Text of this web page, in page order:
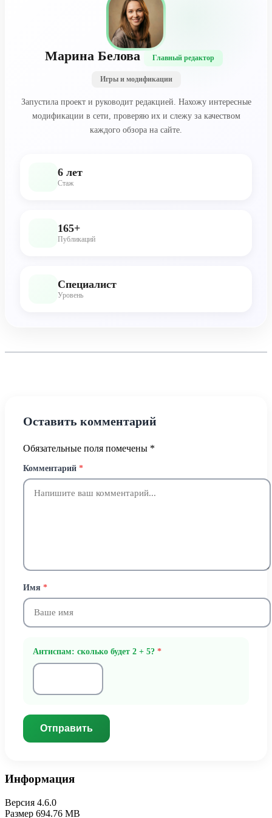
Марина Белова Главный редактор
Игры и модификации
Запустила проект и руководит редакцией. Нахожу интересные
модификации в сети, проверяю их и слежу за качеством
каждого обзора на сайте.
6 лет
Стаж
165+
Публикаций
Специалист
Уровень
Оставить комментарий
Обязательные поля помечены *
Комментарий *
Имя *
Антиспам: сколько будет 2 + 5? *
Отправить
Информация
Версия 4.6.0
Размер 694.76 MB